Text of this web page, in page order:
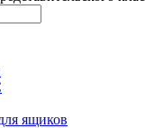
ящиков